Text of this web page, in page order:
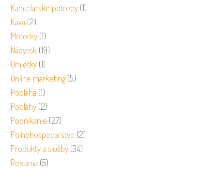
Kancelárske potreby (1)
Káva (2)
Motorky (1)
Nábytok (19)
Omietky (1)
Online marketing (5)
Podlaha (1)
Podlahy (2)
Podnikanie (27)
Poľnohospodárstvo (2)
Produkty a služby (34)
Reklama (5)